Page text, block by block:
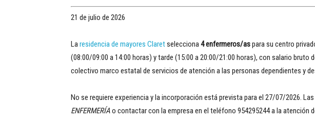
21 de julio de 2026
Laresidencia de mayores Claretselecciona4 enfermeros/aspara su centro
(08:00/09:00 a 14:00 horas) y tarde (15:00 a 20:00/21:00 horas), con salario
colectivo marco estatal de servicios de atención a las personas dependientes y
No se requiere experiencia y la incorporación está prevista para el 27/07/2026.
ENFERMERÍAo contactar con la empresa en el teléfono 954295244 a la atención